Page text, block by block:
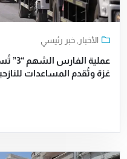
الأخبار ,خبر رئيسي
عملية
غزة وتُقدم المساعدات